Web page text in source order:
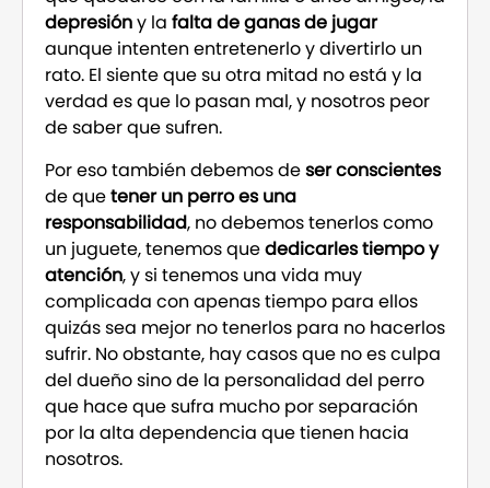
depresióny la falta de ganas de jugar
aunque intenten entretenerlo y divertirlo un
rato. El siente que su otra mitad no está y la
verdad es que lo pasan mal, y nosotros peor
de saber que sufren.
Por eso también debemos deser conscientes
de quetener un perro es una
responsabilidad, no debemos tenerlos como
un juguete, tenemos quededicarles tiempo y
atención, y si tenemos una vida muy
complicada con apenas tiempo para ellos
quizás sea mejor no tenerlos para no hacerlos
sufrir. No obstante, hay casos que no es culpa
del dueño sino de la personalidad del perro
que hace que sufra mucho por separación
por la alta dependencia que tienen hacia
nosotros.